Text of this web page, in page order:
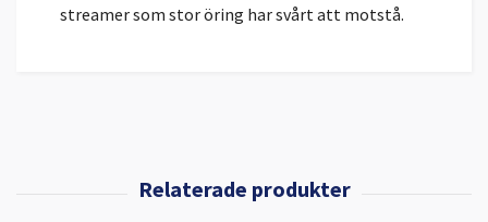
streamer som stor öring har svårt att motstå.